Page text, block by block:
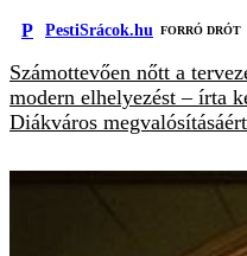
P PestiSrácok.hu FORRÓ DRÓT
Számottevően nőtt a
modern elhelyezést – írta
Diákváros